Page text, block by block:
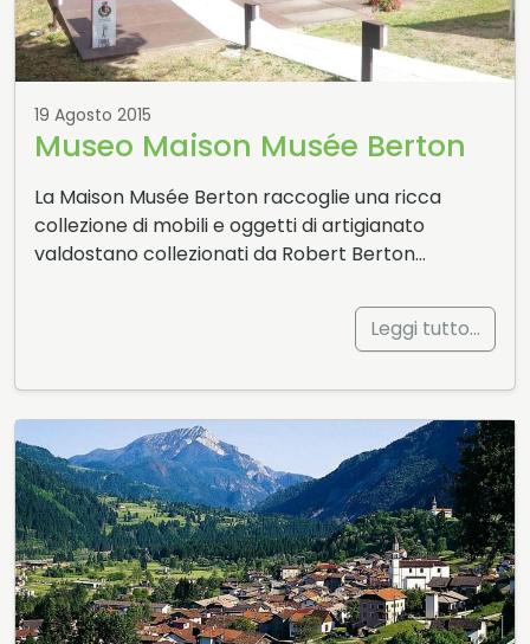
19 Agosto 2015
Museo Maison Musée Berton
La Maison Musée Berton raccoglie una ricca
collezione di mobili e oggetti di artigianato
valdostano collezionati da Robert Berton…
Leggi tutto…